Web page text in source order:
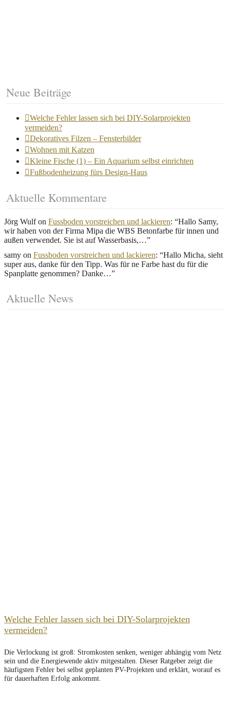
Neue Beiträge
Welche Fehler lassen sich bei DIY-Solarprojekten
vermeiden?
Dekoratives Filzen – Fensterbilder
Wohnen mit Katzen
Kleine Fische (1) – Ein Aquarium selbst einrichten
Fußbodenheizung fürs Design-Haus
Aktuelle Kommentare
Jörg Wulfon Fussboden vorstreichen und lackieren: “Hallo Samy,
wir haben von der Firma Mipa die WBS Betonfarbe für innen und
außen verwendet. Sie ist auf Wasserbasis,…”
samy on Fussboden vorstreichen und lackieren: “Hallo Micha, sieht
super aus, danke für den Tipp. Was für ne Farbe hast du für die
Spanplatte genommen? Danke…”
Aktuelle News
Welche Fehler lassen sich bei DIY-Solarprojekten
vermeiden?
Die Verlockung ist groß: Stromkosten senken, weniger abhängig vom Netz
sein und die Energiewende aktiv mitgestalten. Dieser Ratgeber zeigt die
häufigsten Fehler bei selbst geplanten PV-Projekten und erklärt, worauf es
für dauerhaften Erfolg ankommt.